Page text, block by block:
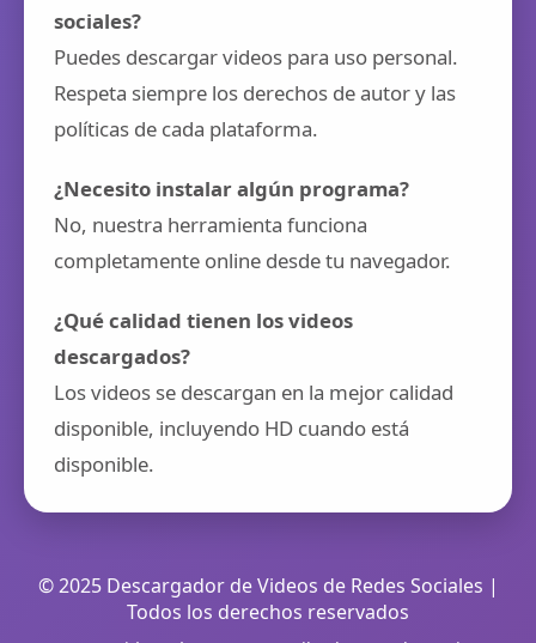
sociales?
Puedes descargar videos para uso personal.
Respeta siempre los derechos de autor y las
políticas de cada plataforma.
¿Necesito instalar algún programa?
No, nuestra herramienta funciona
completamente online desde tu navegador.
¿Qué calidad tienen los videos
descargados?
Los videos se descargan en la mejor calidad
disponible, incluyendo HD cuando está
disponible.
© 2025 Descargador de Videos de Redes Sociales |
Todos los derechos reservados